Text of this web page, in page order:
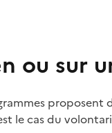
ou sur
proposent
le cas du